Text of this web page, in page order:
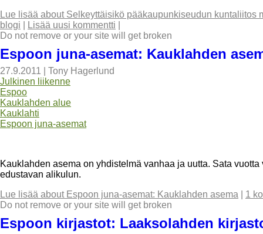
Lue lisää about Selkeyttäisikö pääkaupunkiseudun kuntaliitos
blogi
Lisää uusi kommentti
Do not remove or your site will get broken
Espoon juna-asemat: Kauklahden
27.9.2011
Tony Hagerlund
Julkinen liikenne
Espoo
Kauklahden alue
Kauklahti
Espoon juna-asemat
Kauklahden asema on yhdistelmä vanhaa ja uutta. Sata
edustavan alikulun.
Lue lisää about Espoon juna-asemat: Kauklahden asema
1
Do not remove or your site will get broken
Espoon kirjastot: Laaksolahden